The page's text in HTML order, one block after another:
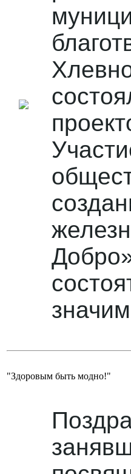
"Здоровым быть модно!"